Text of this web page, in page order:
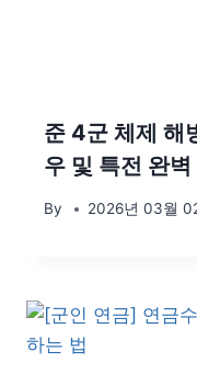
준 4군 체제 해
우 및 특전 완벽
By 2026년 03월